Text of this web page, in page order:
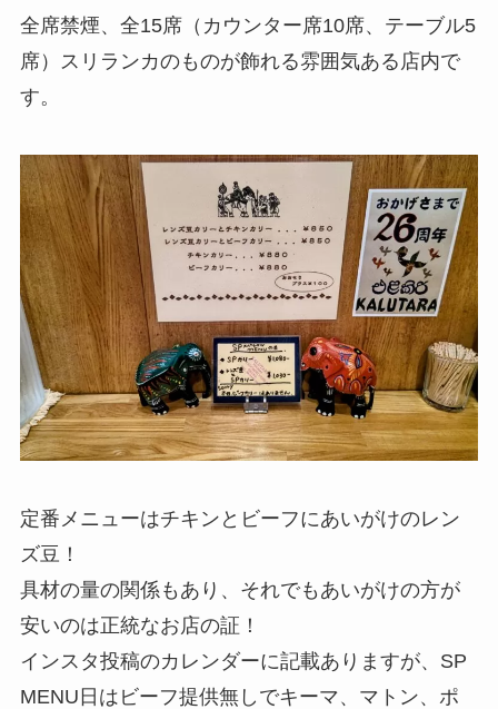
全席禁煙、全15席（カウンター席10席、テーブル5
席）スリランカのものが飾れる雰囲気ある店内で
す。
定番メニューはチキンとビーフにあいがけのレン
ズ豆！
具材の量の関係もあり、それでもあいがけの方が
安いのは正統なお店の証！
インスタ投稿のカレンダーに記載ありますが、SP
MENU日はビーフ提供無しでキーマ、マトン、ポ